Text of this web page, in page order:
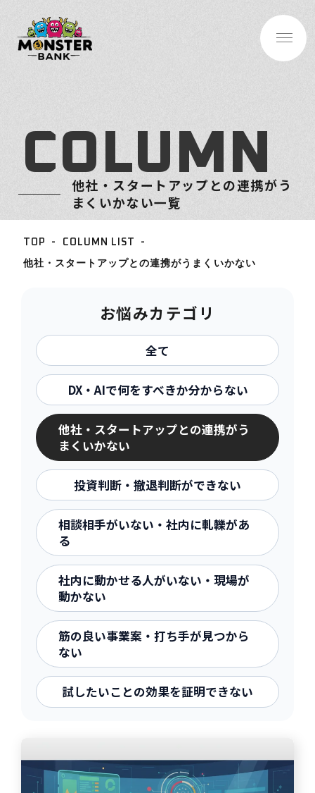
BASE INFO
-サービス
POST
CASE-事例紹介
WHITE-PAPER-資料ダウンロード
NEWS-お知らせ
COLUMN-お役立ち情報
ACTION
CONTACT -お問合せ
DOWNLOAD-資料請求
RECRUIT-求人情報
PRIVACY POLICY
COLUMN
他社・スタートアップとの連携がう
まくいかない一覧
TOP COLUMN LIST
他社・スタートアップとの連携がうまくいかない
お悩みカテゴリ
全て
DX・AIで何をすべきか分からない
他社・スタートアップとの連携がう
まくいかない
投資判断・撤退判断ができない
相談相手がいない・社内に軋轢があ
る
社内に動かせる人がいない・現場が
動かない
筋の良い事業案・打ち手が見つから
ない
試したいことの効果を証明できない